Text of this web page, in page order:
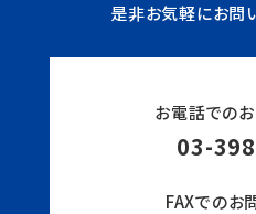
是非お気軽にお問
お電話での
03-
FAXでのお